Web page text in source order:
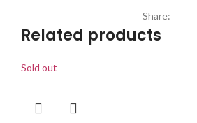
Share:
Related products
Sold out